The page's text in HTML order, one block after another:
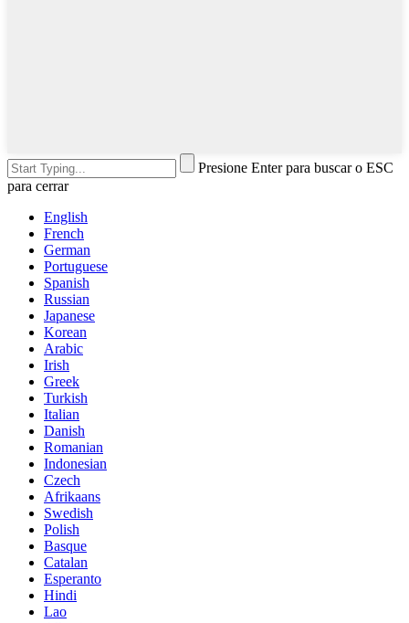
Presione Enter para buscar o ESC
para cerrar
English
French
German
Portuguese
Spanish
Russian
Japanese
Korean
Arabic
Irish
Greek
Turkish
Italian
Danish
Romanian
Indonesian
Czech
Afrikaans
Swedish
Polish
Basque
Catalan
Esperanto
Hindi
Lao